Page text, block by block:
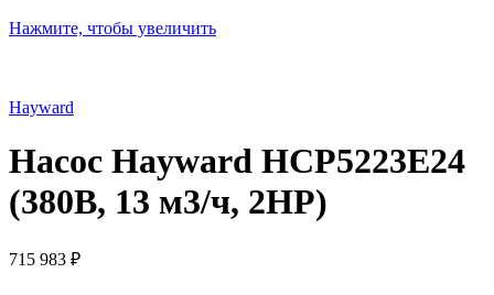
Нажмите, чтобы увеличить
Hayward
Насос Hayward HCP5223E24
(380В, 13 м3/ч, 2HP)
715 983 ₽